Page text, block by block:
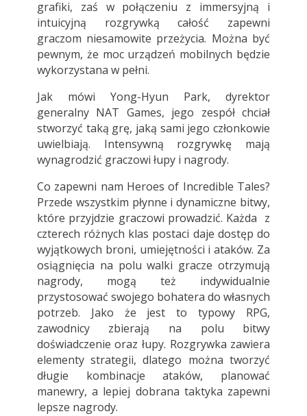
grafiki, zaś w połączeniu z immersyjną i
intuicyjną rozgrywką całość zapewni
graczom niesamowite przeżycia. Można być
pewnym, że moc urządzeń mobilnych będzie
wykorzystana w pełni.
Jak mówi Yong-Hyun Park, dyrektor
generalny NAT Games, jego zespół chciał
stworzyć taką grę, jaką sami jego członkowie
uwielbiają. Intensywną rozgrywkę mają
wynagrodzić graczowi łupy i nagrody.
Co zapewni nam Heroes of Incredible Tales?
Przede wszystkim płynne i dynamiczne bitwy,
które przyjdzie graczowi prowadzić. Każda z
czterech różnych klas postaci daje dostęp do
wyjątkowych broni, umiejętności i ataków. Za
osiągnięcia na polu walki gracze otrzymują
nagrody, mogą też indywidualnie
przystosować swojego bohatera do własnych
potrzeb. Jako że jest to typowy RPG,
zawodnicy zbierają na polu bitwy
doświadczenie oraz łupy. Rozgrywka zawiera
elementy strategii, dlatego można tworzyć
długie kombinacje ataków, planować
manewry, a lepiej dobrana taktyka zapewni
lepsze nagrody.